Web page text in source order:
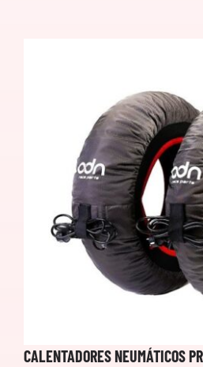
CALENTADORES NEUMÁTICOS